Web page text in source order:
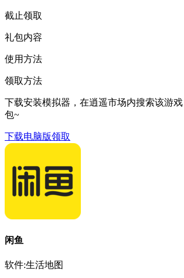
截止领取
礼包内容
使用方法
领取方法
下载安装模拟器，在逍遥市场内搜索该游
包~
下载电脑版领取
闲鱼
软件:生活地图